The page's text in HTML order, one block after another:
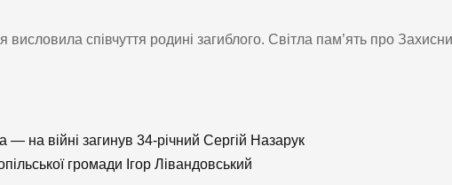
висловила співчуття родині загиблого. Світла пам’ять про
— на війні загинув 34-річний Сергій Назарук
громади Ігор Лівандовський